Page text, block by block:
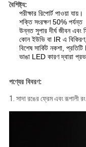
বৈশিষ্ট্য:
পরীক্ষার রিপোর্ট পাওয়া যায়।
শক্তি সংরক্ষণ 50% পর্যন্ত
উন্নত সুপার দীর্ঘ জীবন এবং
কোন ইউভি বা IR এ বিকিরণ,
বিশেষ সার্কিট নকশা,
ভাঙা LED কারণ দ্বারা
পণ্যের বিবরণ:
1. সাদা রঙের ফ্রেম এবং রূপালী